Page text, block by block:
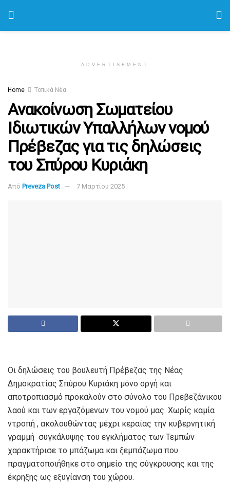
ADVERTISEMENT
Home Τοπικά Νέα
Ανακοίνωση Σωματείου
Ιδιωτικών Υπαλλήλων νομού
Πρέβεζας για τις δηλώσεις
του Σπύρου Κυριάκη
Από Preveza Post 7 Μαρτίου 2025
Οι δηλώσεις του βουλευτή Πρέβεζας της Νέας
Δημοκρατίας Σπύρου Κυριάκη μόνο οργή και
αποτροπιασμό προκαλούν στο σύνολο του Πρεβεζάνικου
λαού και των εργαζόμενων του νομού μας. Χωρίς καμία
ντροπή , ακολουθώντας μέχρι κεραίας την κυβερνητική
γραμμή συγκάλυψης του εγκλήματος των Τεμπών
χαρακτήρισε το μπάζωμα και ξεμπάζωμα που
πραγματοποιήθηκε στο σημείο της σύγκρουσης και της
έκρηξης ως εξυγίανση του χώρου.